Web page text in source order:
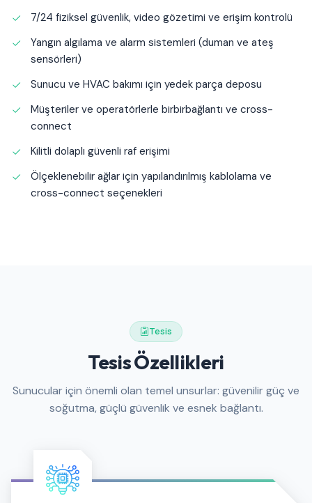
7/24 fiziksel güvenlik, video gözetimi ve erişim kontrolü
Yangın algılama ve alarm sistemleri (duman ve ateş
sensörleri)
Sunucu ve HVAC bakımı için yedek parça deposu
Müşteriler ve operatörlerle birbirbağlantı ve cross-
connect
Kilitli dolaplı güvenli raf erişimi
Ölçeklenebilir ağlar için yapılandırılmış kablolama ve
cross-connect seçenekleri
Tesis
Tesis Özellikleri
Sunucular için önemli olan temel unsurlar: güvenilir güç ve
soğutma, güçlü güvenlik ve esnek bağlantı.